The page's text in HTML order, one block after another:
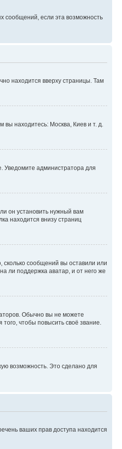
сообщений, если эта возможность
находится вверху страницы. Там
вы находитесь: Москва, Киев и т. д.
Уведомите администратора для
он установить нужный вам
находится внизу страниц
сколько сообщений вы оставили или
ли поддержка аватар, и от него же
Обычно вы не можете
чтобы повысить своё звание.
возможность. Это сделано для
ваших прав доступа находится